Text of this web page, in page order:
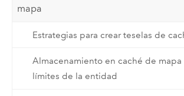
mapa
Estrategias para crear teselas de
Almacenamiento en caché de mapa
límites de la entidad